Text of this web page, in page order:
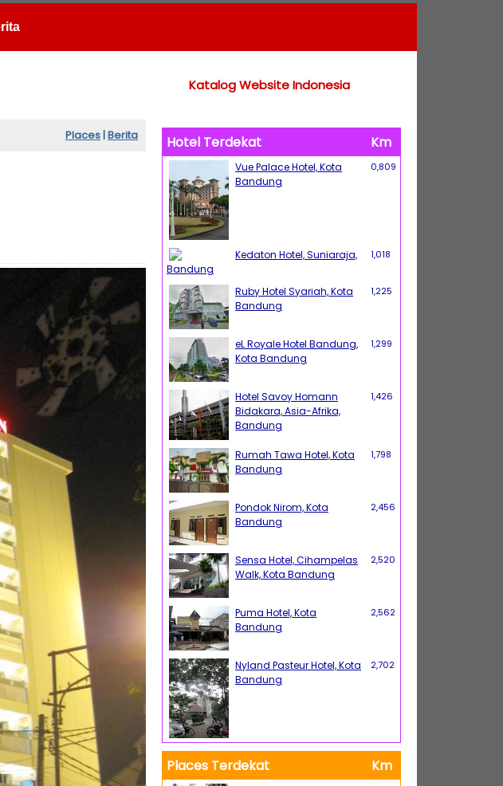
Katalog Website Indonesia
Places|Berita Hotel Terdekat Km
Vue Palace Hotel, Kota
Bandung
0,809
Kedaton Hotel, Suniaraja,
Bandung
1,018
Ruby Hotel Syariah, Kota
Bandung
1,225
eL Royale Hotel Bandung,
Kota Bandung
1,299
Hotel Savoy Homann
Bidakara, Asia-Afrika,
Bandung
1,426
Rumah Tawa Hotel, Kota
Bandung
1,798
Pondok Nirom, Kota
Bandung
2,456
Sensa Hotel, Cihampelas
Walk, Kota Bandung
2,520
Puma Hotel, Kota
Bandung
2,562
Nyland Pasteur Hotel, Kota
Bandung
2,702
Places Terdekat Km